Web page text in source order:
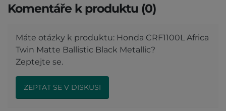
Komentáře k produktu (0)
Máte otázky k produktu: Honda CRF1100L Africa
Twin Matte Ballistic Black Metallic?
Zeptejte se.
ZEPTAT SE V DISKUSI